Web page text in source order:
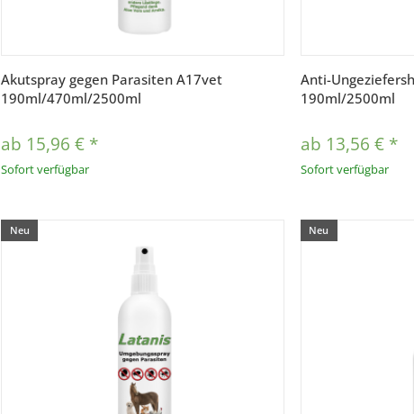
Vorschau
Akutspray gegen Parasiten A17vet
190ml/470ml/2500ml
ab 15,96 € *
Sofort verfügbar
Anti-
190ml/2500ml
ab 13,56 € *
Sofort verfügbar
Neu Neu